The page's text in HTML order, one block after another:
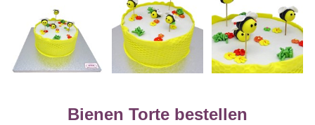
Bienen Torte bestellen